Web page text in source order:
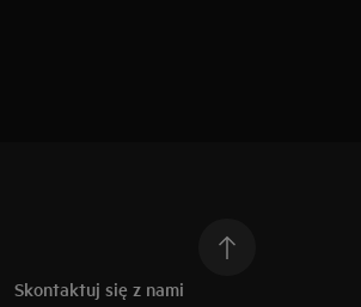
Skontaktuj się z nami